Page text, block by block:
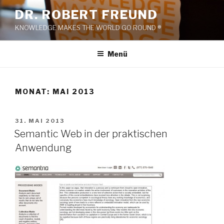
Zum
Inhalt
springen
DR. ROBERT FREUND
KNOWLEDGE MAKES THE WORLD GO ROUND ®
Menü
MONAT: MAI 2013
VERÖFFENTLICHT
AM
31. MAI 2013
Semantic Web in der praktischen
Anwendung